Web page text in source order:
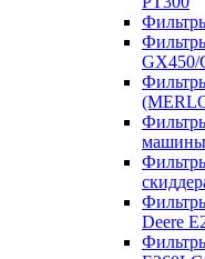
GX450/
машины
Deere